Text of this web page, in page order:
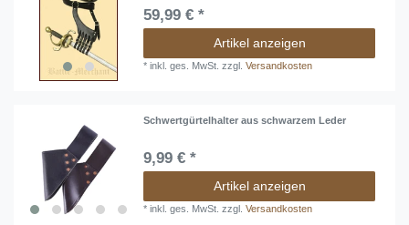
59,99 € *
Artikel anzeigen
*inkl. ges. MwSt. zzgl.Versandkosten
Schwertgürtelhalter aus schwarzem Leder
9,99 € *
Artikel anzeigen
*inkl. ges. MwSt. zzgl.Versandkosten